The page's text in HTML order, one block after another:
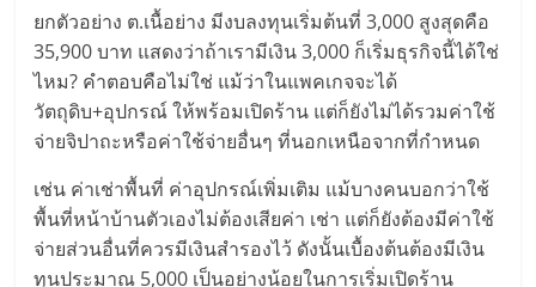
ที่
ปรึกษา
แฟ
รน
ยกตัวอย่าง ต.เนื้อย่าง มีงบลงทุนเริ่มต้นที่ 3,000 สูงสุดคือ
35,900 บาท แสดงว่าถ้าเรามีเงิน 3,000 ก็เริ่มธุรกิจนี้ได้ใช่
ไหม? คำตอบคือไม่ใช่ แม้ว่าในแพคเกจจะได้
วัตถุดิบ+อุปกรณ์ ให้พร้อมเปิดร้าน แต่ก็ยังไม่ได้รวมค่าใช้
จ่ายจิปาถะหรือค่าใช้จ่ายอื่นๆ ที่นอกเหนือจากที่กำหนด
เช่น ค่าเช่าพื้นที่ ค่าอุปกรณ์เพิ่มเติม แม้บางคนบอกว่าใช้
พื้นที่หน้าบ้านตัวเองไม่ต้องเสียค่า เช่า แต่ก็ยังต้องมีค่าใช้
จ่ายส่วนอื่นที่ควรมีเงินสำรองไว้ ดังนั้นเบื้องต้นต้องมีเงิน
ทุนประมาณ 5,000 เป็นอย่างน้อยในการเริ่มเปิดร้าน